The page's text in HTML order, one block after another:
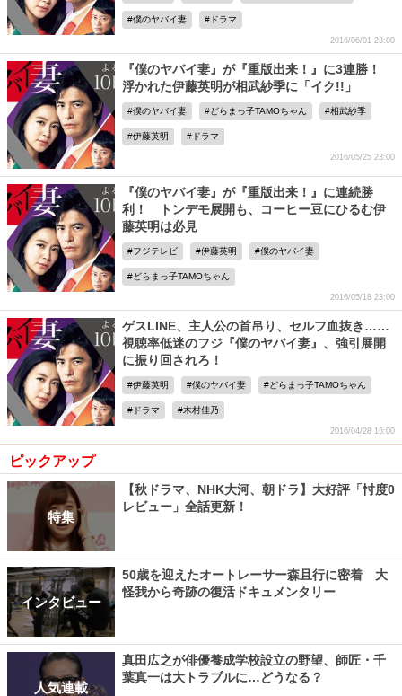
僕のヤバイ妻 ドラマ
2016/06/01 23:00
『僕のヤバイ妻』が『重版出来！』に3連勝！
浮かれた伊藤英明が相武紗季に「イク!!」
僕のヤバイ妻 どらまっ子TAMOちゃん 相武紗季
伊藤英明 ドラマ
2016/05/25 23:00
『僕のヤバイ妻』が『重版出来！』に連続勝
利！ トンデモ展開も、コーヒー豆にひるむ伊
藤英明は必見
フジテレビ 伊藤英明 僕のヤバイ妻
どらまっ子TAMOちゃん
2016/05/18 23:00
ゲスLINE、主人公の首吊り、セルフ血抜き……
視聴率低迷のフジ『僕のヤバイ妻』、強引展開
に振り回されろ！
伊藤英明 僕のヤバイ妻 どらまっ子TAMOちゃん
ドラマ 木村佳乃
2016/04/28 16:00
ピックアップ
特集
【秋ドラマ、NHK大河、朝ドラ】大好評「忖度0
レビュー」全話更新！
インタビュー
50歳を迎えたオートレーサー森且行に密着 大
怪我から奇跡の復活ドキュメンタリー
人気連載
真田広之が俳優養成学校設立の野望、師匠・千
葉真一は大トラブルに…どうなる？